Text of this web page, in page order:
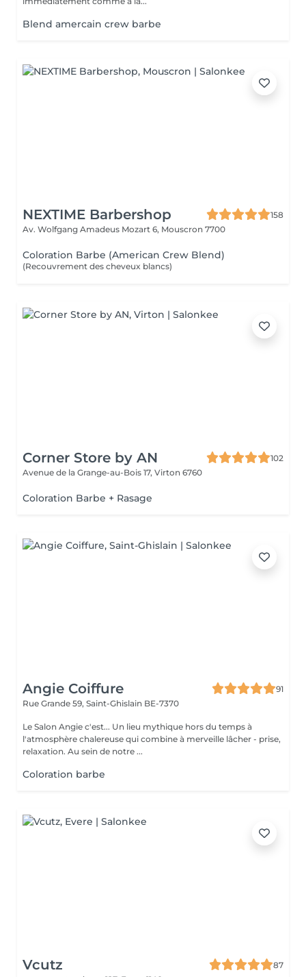
Blend amercain crew barbe
NEXTIME Barbershop
158
Av. Wolfgang Amadeus Mozart 6, Mouscron 7700
Coloration Barbe (American Crew Blend)
(Recouvrement des cheveux blancs)
Corner Store by AN
102
Avenue de la Grange-au-Bois 17, Virton 6760
Coloration Barbe + Rasage
Angie Coiffure
91
Rue Grande 59, Saint-Ghislain BE-7370
Le Salon Angie c'est... Un lieu mythique hors du temps à
l'atmosphère chalereuse qui combine à merveille lâcher - prise,
relaxation. Au sein de notre ...
Coloration barbe
Vcutz
87